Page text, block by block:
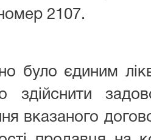
2107.
було єдиним
здійснити
вказаного